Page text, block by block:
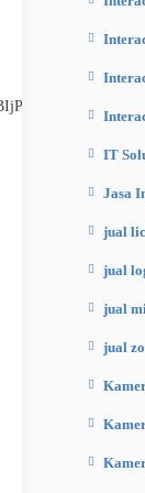
IT
Jasa
jual
jual
jual
jual